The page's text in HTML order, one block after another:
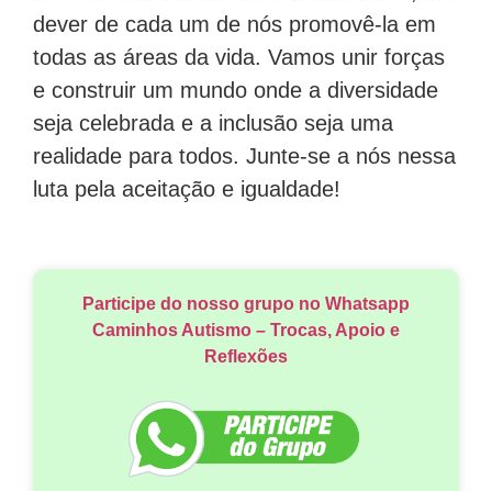
dever de cada um de nós promovê-la em
todas as áreas da vida. Vamos unir forças
e construir um mundo onde a diversidade
seja celebrada e a inclusão seja uma
realidade para todos. Junte-se a nós nessa
luta pela aceitação e igualdade!
Participe do nosso grupo no Whatsapp
Caminhos Autismo – Trocas, Apoio e
Reflexões